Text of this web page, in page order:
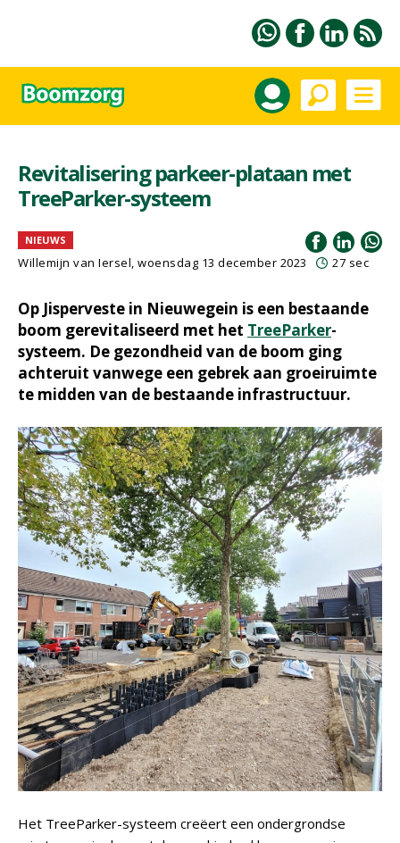
Revitalisering parkeer-plataan met
TreeParker-systeem
NIEUWS
Willemijn van Iersel, woensdag 13 december 2023 27 sec
Op Jisperveste in Nieuwegein is een bestaande
boom gerevitaliseerd met het TreeParker-
systeem. De gezondheid van de boom ging
achteruit vanwege een gebrek aan groeiruimte
te midden van de bestaande infrastructuur.
Het TreeParker-systeem creëert een ondergrondse